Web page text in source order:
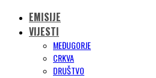
EMISIJE
VIJESTI
MEĐUGORJE
CRKVA
DRUŠTVO